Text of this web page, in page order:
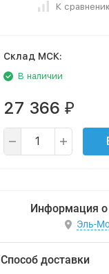
К
Cклад МСК:
В наличии
27 366 ₽
Информация о
Эль-
Способ доставки